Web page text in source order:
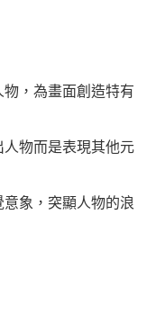
，為畫面創造特有
物而是表現其他元
象，突顯人物的浪